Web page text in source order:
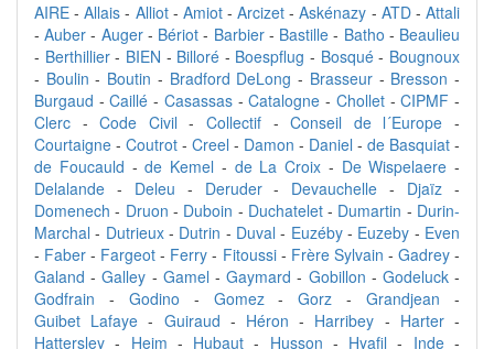
AIRE -Allais - Alliot- Amiot-Arcizet -Askénazy - ATD-Attali
-Auber - Auger- Bériot - Barbier- Bastille - Batho - Beaulieu
- Berthillier- BIEN - Billoré - Boespflug - Bosqué- Bougnoux
- Boulin - Boutin - Bradford DeLong - Brasseur- Bresson -
Burgaud -Caillé - Casassas-Catalogne - Chollet-CIPMF -
Clerc -Code Civil -Collectif -Conseil de l´Europe -
Courtaigne - Coutrot - Creel - Damon - Daniel - de Basquiat -
de Foucauld -de Kemel - de La Croix - De Wispelaere -
Delalande - Deleu - Deruder- Devauchelle - Djaïz -
Domenech - Druon - Duboin - Duchatelet- Dumartin - Durin-
Marchal - Dutrieux- Dutrin - Duval - Euzéby- Euzeby - Even
- Faber - Fargeot - Ferry - Fitoussi- Frère Sylvain - Gadrey-
Galand -Galley - Gamel -Gaymard - Gobillon - Godeluck-
Godfrain - Godino - Gomez-Gorz -Grandjean -
Guibet Lafaye - Guiraud - Héron - Harribey - Harter-
Hattersley - Heim - Hubaut - Husson - Hyafil - Inde-